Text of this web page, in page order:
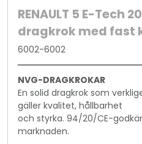
RENAULT 5 E-Tech
dragkrok med fast
6002-6002
NVG-DRAGKROKAR
En solid dragkrok som
gäller kvalitet, hållbarhet
och styrka. 94/20/CE-
marknaden.